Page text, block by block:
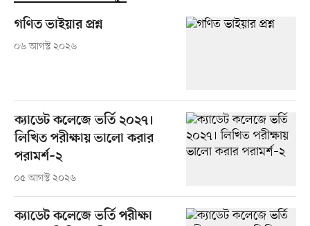
গণিত ভাইয়ার প্রশ্ন
০৬ আগস্ট ২০২৬
ক্যাডেট কলেজে ভর্তি ২০২৭।
লিখিত পরীক্ষায় ভালো করার
পরামর্শ–২
০৫ আগস্ট ২০২৬
ক্যাডেট কলেজে ভর্তি পরীক্ষা